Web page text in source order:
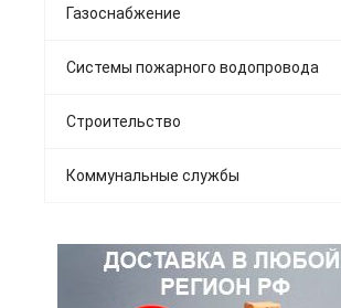
Газоснабжение
Системы пожарного водопровода
Строительство
Коммунальные службы